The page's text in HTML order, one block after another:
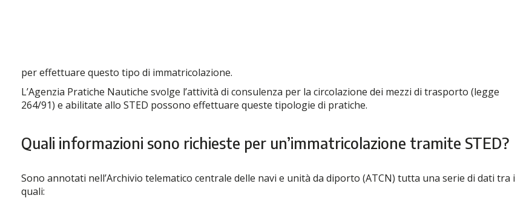
per effettuare questo tipo di immatricolazione.
L’Agenzia Pratiche Nautiche svolge l’attività di consulenza per la circolazione dei mezzi di trasporto (legge
264/91) e abilitate allo STED possono effettuare queste tipologie di pratiche.
Quali informazioni sono richieste per un’immatricolazione tramite STED?
Sono annotati nell’Archivio telematico centrale delle navi e unità da diporto (ATCN) tutta una serie di dati tra i
quali: